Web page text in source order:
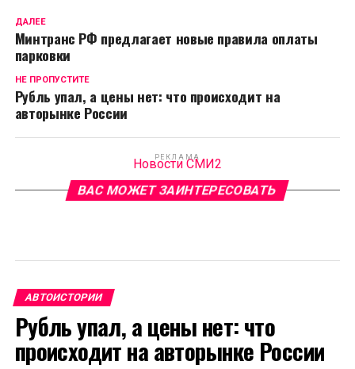
ДАЛЕЕ
Минтранс РФ предлагает новые правила оплаты
парковки
НЕ ПРОПУСТИТЕ
Рубль упал, а цены нет: что происходит на
авторынке России
РЕКЛАМА
Новости СМИ2
ВАС МОЖЕТ ЗАИНТЕРЕСОВАТЬ
АВТОИСТОРИИ
Рубль упал, а цены нет: что
происходит на авторынке России